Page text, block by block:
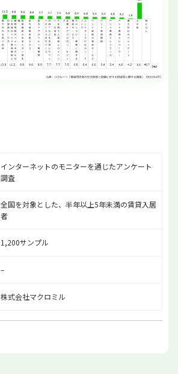
インターネットのモニターを通じたアンケート
調査
全国を対象とした、半年以上5年未満の賃貸入居
者
1,200サンプル
–
株式会社マクロミル